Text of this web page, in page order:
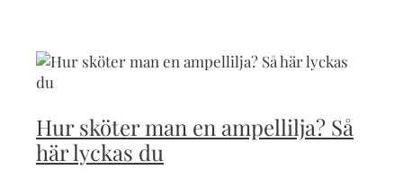
Hur sköter man en ampellilja? Så
här lyckas du